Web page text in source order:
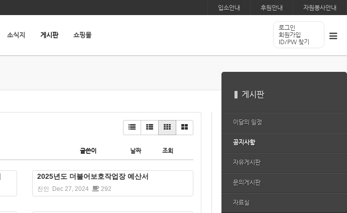
입소안내 후원안내 자원봉사안내
소식지 게시판 쇼핑몰
로그인
회원가입
ID/PW 찾기
게시판
이달의 일정
공지사항
자유게시판
문의게시판
자료실
글쓴이 날짜 조회
2025년도 더불어보호작업장 예산서
진인 Dec 27, 2024 292